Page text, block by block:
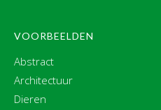
VOORBEELDEN
Abstract
Architectuur
Dieren